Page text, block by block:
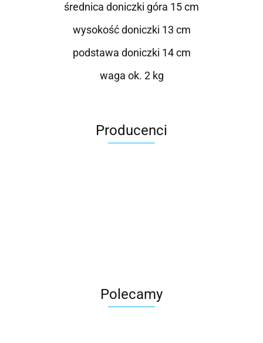
średnica doniczki góra 15 cm
wysokość doniczki 13 cm
podstawa doniczki 14 cm
waga ok. 2 kg
Producenci
Polecamy